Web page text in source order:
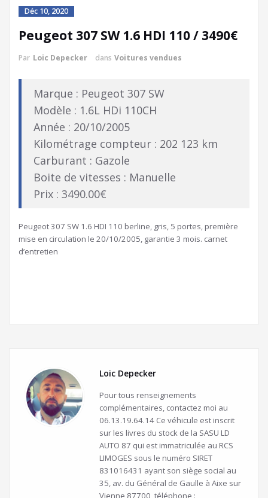
Déc 10, 2020
Peugeot 307 SW 1.6 HDI 110 / 3490€
Par Loic Depecker dans Voitures vendues
Marque : Peugeot 307 SW
Modèle : 1.6L HDi 110CH
Année : 20/10/2005
Kilométrage compteur : 202 123 km
Carburant : Gazole
Boite de vitesses : Manuelle
Prix : 3490.00€
Peugeot 307 SW 1.6 HDI 110 berline, gris, 5 portes, première
mise en circulation le 20/10/2005, garantie 3 mois. carnet
d’entretien
Loic Depecker
Pour tous renseignements
complémentaires, contactez moi au
06.13.19.64.14 Ce véhicule est inscrit
sur les livres du stock de la SASU LD
AUTO 87 qui est immatriculée au RCS
LIMOGES sous le numéro SIRET
831016431 ayant son siège social au
35, av. du Général de Gaulle à Aixe sur
Vienne 87700, téléphone :